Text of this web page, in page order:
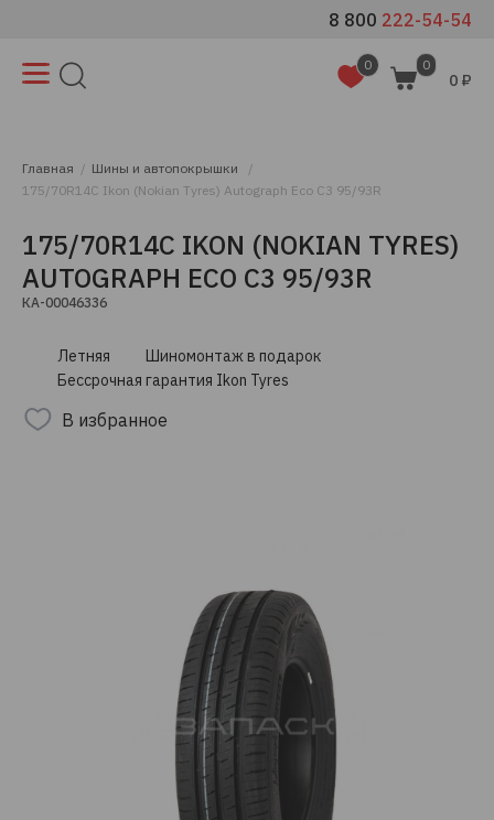
8 800 222-54-54
0 0
0 ₽
Главная
Шины и автопокрышки
175/70R14C Ikon (Nokian Tyres) Autograph Eco C3 95/93R
175/70R14C IKON (NOKIAN TYRES)
AUTOGRAPH ECO C3 95/93R
КА-00046336
Летняя
Шиномонтаж в подарок
Бессрочная гарантия Ikon Tyres
В избранное